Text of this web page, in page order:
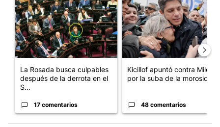
La Rosada busca culpables
después de la derrota en el
S...
17 comentarios
Kicillof apuntó contra Milei
por la suba de la morosida...
48 comentarios